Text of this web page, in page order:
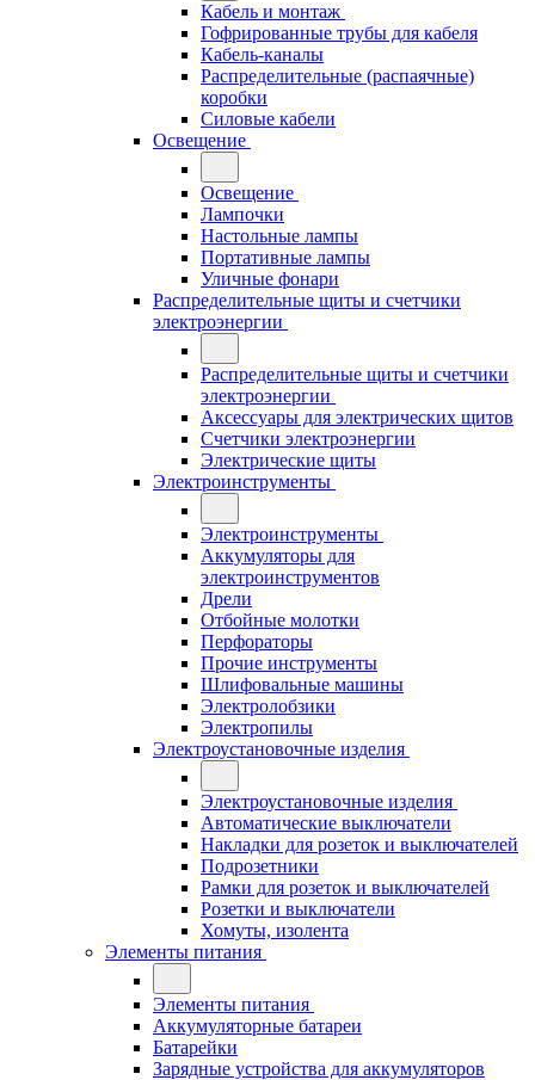
Кабель и монтаж
Гофрированные трубы для кабеля
Кабель-каналы
Распределительные (распаячные)
коробки
Силовые кабели
Освещение
Освещение
Лампочки
Настольные лампы
Портативные лампы
Уличные фонари
Распределительные щиты и счетчики
электроэнергии
Распределительные щиты и счетчики
электроэнергии
Аксессуары для электрических щитов
Счетчики электроэнергии
Электрические щиты
Электроинструменты
Электроинструменты
Аккумуляторы для
электроинструментов
Дрели
Отбойные молотки
Перфораторы
Прочие инструменты
Шлифовальные машины
Электролобзики
Электропилы
Электроустановочные изделия
Электроустановочные изделия
Автоматические выключатели
Накладки для розеток и выключателей
Подрозетники
Рамки для розеток и выключателей
Розетки и выключатели
Хомуты, изолента
Элементы питания
Элементы питания
Аккумуляторные батареи
Батарейки
Зарядные устройства для аккумуляторов